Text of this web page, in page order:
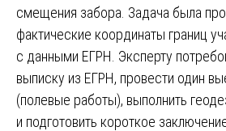
смещения забора. Задача была
фактические координаты границ
с данными ЕГРН. Эксперту
выписку из ЕГРН, провести один
(полевые работы), выполнить
и подготовить короткое